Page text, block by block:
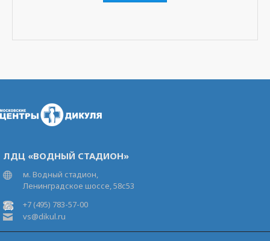
ЛДЦ «ВОДНЫЙ СТАДИОН»
м. Водный стадион,
Ленинградское шоссе, 58с53
+7 (495) 783-57-00
vs@dikul.ru